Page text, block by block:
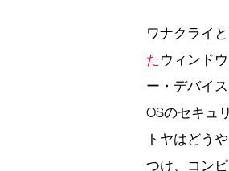
ワナクライ
た ウィンド
ー・デバイ
OSのセキュ
トヤはどう
つけ、コン